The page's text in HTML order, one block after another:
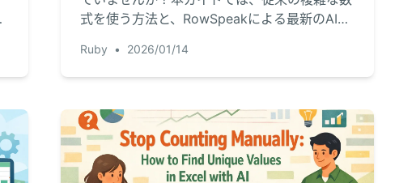
式を使う方法と、RowSpeakによる最新のAIソ
時間を大幅に短縮しましょう。
Ruby • 2026/01/14